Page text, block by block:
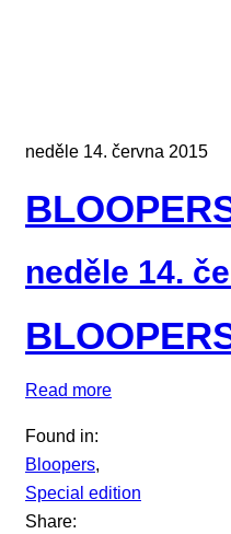
neděle 14. června 2015
neděle 14.
Read more
Found in:
Bloopers,
Special edition
Share: